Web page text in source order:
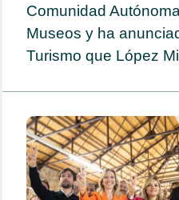
Comunidad
Museos y ha
Turismo que López